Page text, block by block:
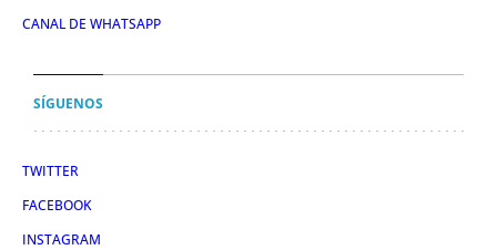
CANAL DE WHATSAPP
SÍGUENOS
TWITTER
FACEBOOK
INSTAGRAM